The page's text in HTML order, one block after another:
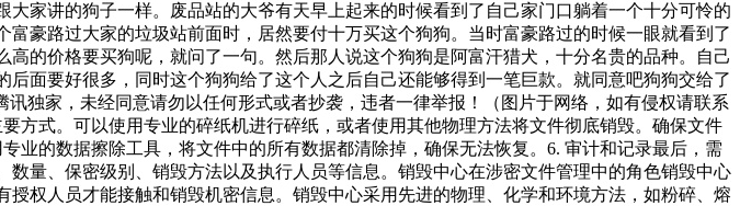
家讲的狗子一样。废品站的大爷有天早上起来的时候看到了自己家门口躺着一个十分可怜的
豪路过大家的垃圾站前面时，居然要付十万买这个狗狗。当时富豪路过的时候一眼就看到了
的价格要买狗呢，就问了一句。然后那人说这个狗狗是阿富汗猎犬，十分名贵的品种。自己
面要好很多，同时这个狗狗给了这个人之后自己还能够得到一笔巨款。就同意吧狗狗交给了
独家，未经同意请勿以任何形式或者抄袭，违者一律举报！（图片于网络，如有侵权请联系
方式。可以使用专业的碎纸机进行碎纸，或者使用其他物理方法将文件彻底销毁。确保文件
业的数据擦除工具，将文件中的所有数据都清除掉，确保无法恢复。6. 审计和记录最后，需
量、保密级别、销毁方法以及执行人员等信息。销毁中心在涉密文件管理中的角色销毁中心
权人员才能接触和销毁机密信息。销毁中心采用先进的物理、化学和环境方法，如粉碎、熔